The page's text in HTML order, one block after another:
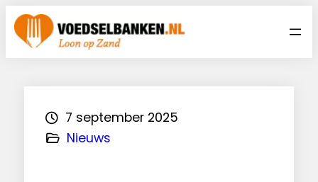
Ga
naar
7 september 2025
Nieuws